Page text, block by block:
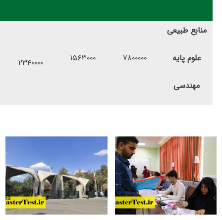
منابع طبیعی
علوم پایه
مهندسی
۷۸۰۰۰۰۰ ۱۵۶۳۰۰۰ ۲۳۴۰۰۰۰